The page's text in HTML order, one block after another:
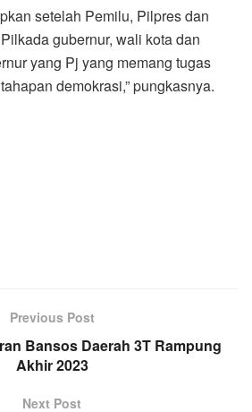
setelah Pemilu, Pilpres dan
gubernur, wali kota dan
yang Pj yang memang tugas
demokrasi,” pungkasnya.
Previous Post
Bansos Daerah 3T Rampung
Akhir 2023
Next Post